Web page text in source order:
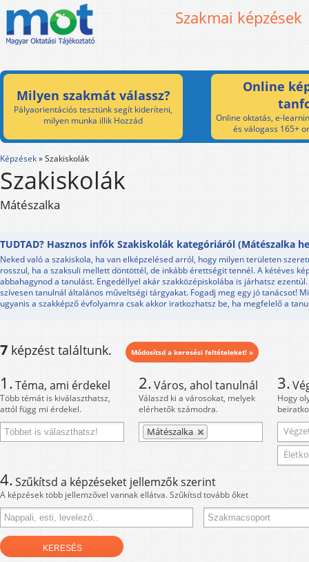
Szakmai képzések
Milyen szakmát válassz?
Pályaorientációs tesztünk segít kideríteni,
milyen munka illik Hozzád
Online
Online oktatás, e-
és válogass 165+
Képzések»Szakiskolák
Szakiskolák
Mátészalka
TUDTAD? Hasznos infók Szakiskolák kategóriáról (Mátészalka
Neked való a szakiskola, ha van elképzelésed arról, hogy milyen területen
rosszul, ha a szaksuli mellett döntöttél, de inkább érettségit tennél. A kétéves
abbahagynod a tanulást. Engedéllyel akár szakközépiskolába is járhatsz
szívesen tanulnál általános műveltségi tárgyakat. Fogadj meg egy jó tanácsot!
ugyanis a szakképző évfolyamra csak akkor iratkozhatsz be, ha megfelelő a
7 képzést találtunk. Módosítsd a keresési feltételeket! »
1.Téma, ami érdekel
Több témát is kiválaszthatsz,
attól függ mi érdekel.
2.Város, ahol tanulnál
Válaszd ki a városokat, melyek
elérhetők számodra.
Mátészalka
3.
Hogy
4.Szűkítsd a képzéseket jellemzők szerint
A képzések több jellemzővel vannak ellátva. Szűkítsd tovább őket